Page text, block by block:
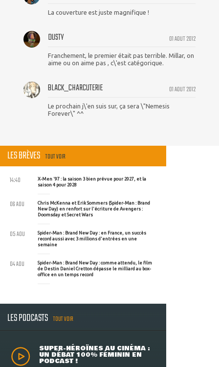
La couverture est juste magnifique !
01 AOUT 2012
DUSTY
Franchement, le premier était pas terrible. Millar, on
aime ou on aime pas , c\'est catégorique.
01 AOUT 2012
BLACK_CHARCUTERIE
Le prochain j\'en suis sur, ça sera \"Nemesis
Forever\" ^^
LES BRÈVES TOUT VOIR
X-Men '97 : la saison 3 bien prévue pour 2027, et la
saison 4 pour 2028
14:40
Chris McKenna et Erik Sommers (Spider-Man : Brand
New Day) en renfort sur l'écriture de Avengers :
Doomsday et Secret Wars
06 AOU
Spider-Man : Brand New Day : en France, un succès
record aussi avec 3 millions d'entrées en une
semaine
05 AOU
Spider-Man : Brand New Day : comme attendu, le film
de Destin Daniel Cretton dépasse le milliard au box-
office en un temps record
04 AOU
LES PODCASTS TOUT VOIR
SUPER-HÉROÏNES AU CINÉMA :
UN DÉBAT 100% FÉMININ EN
PODCAST !